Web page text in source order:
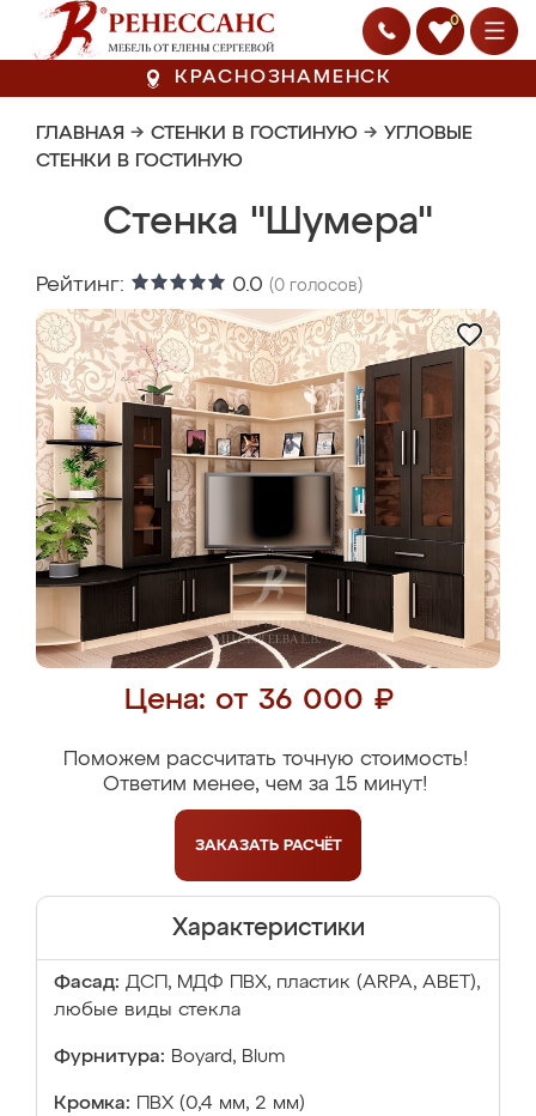
0
КРАСНОЗНАМЕНСК
ГЛАВНАЯ → СТЕНКИ В ГОСТИНУЮ → УГЛОВЫЕ
СТЕНКИ В ГОСТИНУЮ
Стенка "Шумера"
Рейтинг: 0.0 (0 голосов)
Цена: от 36 000 ₽
Поможем рассчитать точную стоимость!
Ответим менее, чем за 15 минут!
ЗАКАЗАТЬ РАСЧЁТ
Характеристики
Фасад: ДСП, МДФ ПВХ, пластик (ARPA, ABET),
любые виды стекла
Фурнитура: Boyard, Blum
Кромка: ПВХ (0,4 мм, 2 мм)